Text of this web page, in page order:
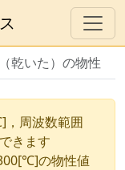
乾いた）の物性
周波数範囲
きます
の物性値